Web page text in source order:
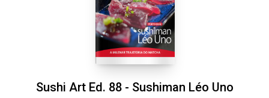
Sushi Art Ed. 88 - Sushiman Léo Uno